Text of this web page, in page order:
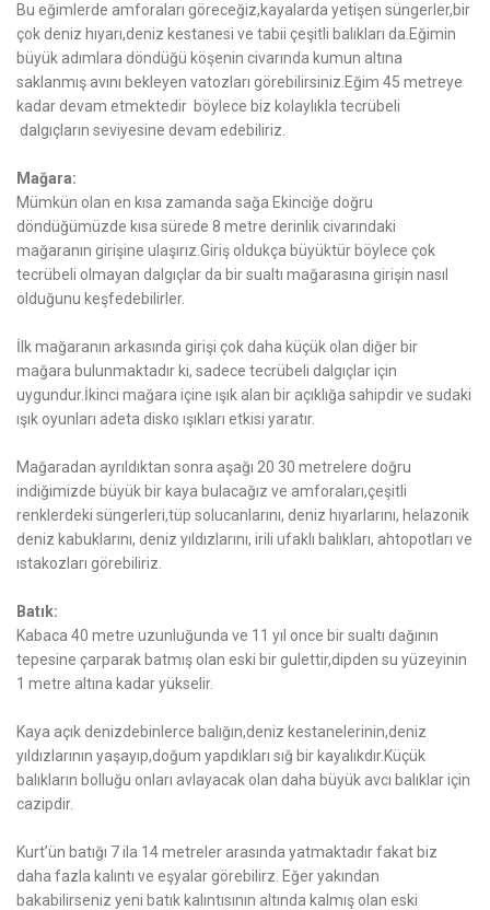
Bu eğimlerde amforaları göreceğiz,kayalarda yetişen süngerler,bir
çok deniz hıyarı,deniz kestanesi ve tabii çeşitli balıkları da.Eğimin
büyük adımlara döndüğü köşenin civarında kumun altına
saklanmış avını bekleyen vatozları görebilirsiniz.Eğim 45 metreye
kadar devam etmektedir böylece biz kolaylıkla tecrübeli
dalgıçların seviyesine devam edebiliriz.
Mağara:
Mümkün olan en kısa zamanda sağa Ekinciğe doğru
döndüğümüzde kısa sürede 8 metre derinlik civarındaki
mağaranın girişine ulaşırız.Giriş oldukça büyüktür böylece çok
tecrübeli olmayan dalgıçlar da bir sualtı mağarasına girişin nasıl
olduğunu keşfedebilirler.
İlk mağaranın arkasında girişi çok daha küçük olan diğer bir
mağara bulunmaktadır ki, sadece tecrübeli dalgıçlar için
uygundur.İkinci mağara içine ışık alan bir açıklığa sahipdir ve sudaki
ışık oyunları adeta disko ışıkları etkisi yaratır.
Mağaradan ayrıldıktan sonra aşağı 20 30 metrelere doğru
indiğimizde büyük bir kaya bulacağız ve amforaları,çeşitli
renklerdeki süngerleri,tüp solucanlarını, deniz hıyarlarını, helazonik
deniz kabuklarını, deniz yıldızlarını, irili ufaklı balıkları, ahtopotları ve
ıstakozları görebiliriz.
Batık:
Kabaca 40 metre uzunluğunda ve 11 yıl once bir sualtı dağının
tepesine çarparak batmış olan eski bir gulettir,dipden su yüzeyinin
1 metre altına kadar yükselir.
Kaya açık denizdebinlerce balığın,deniz kestanelerinin,deniz
yıldızlarının yaşayıp,doğum yapdıkları sığ bir kayalıkdır.Küçük
balıkların bolluğu onları avlayacak olan daha büyük avcı balıklar için
cazipdir.
Kurt’ün batığı 7 ila 14 metreler arasında yatmaktadır fakat biz
daha fazla kalıntı ve eşyalar görebilirz. Eğer yakından
bakabilirseniz yeni batık kalıntısının altında kalmış olan eski